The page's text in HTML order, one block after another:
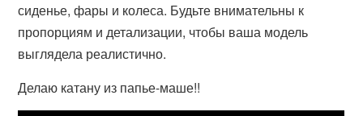
сиденье, фары и колеса. Будьте внимательны к
пропорциям и детализации, чтобы ваша модель
выглядела реалистично.
Делаю катану из папье-маше!!